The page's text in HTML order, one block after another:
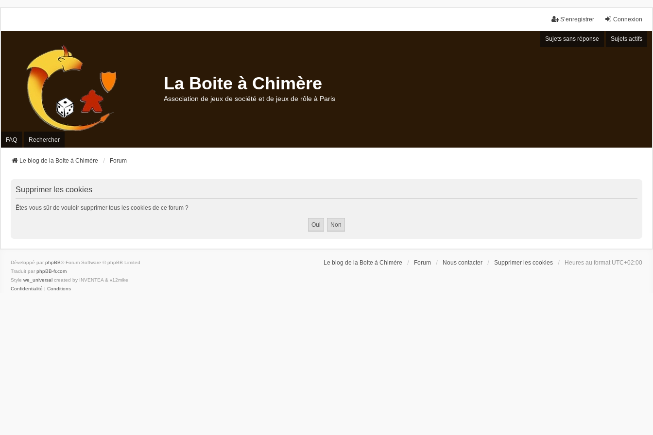
Connexion
S’enregistrer
Sujets sans réponse Sujets actifs
La Boite à Chimère
Association de jeux de société et de jeux de rôle à Paris
FAQ Rechercher
Le blog de la Boite à Chimère Forum
Supprimer les cookies
Êtes-vous sûr de vouloir supprimer tous les cookies de ce forum ?
Le blog de la Boite à Chimère Forum Nous contacter Supprimer les cookies Heures au format UTC+02:00
Développé par phpBB® Forum Software © phpBB Limited
Traduit par phpBB-fr.com
Style we_universal created by INVENTEA & v12mike
Confidentialité | Conditions